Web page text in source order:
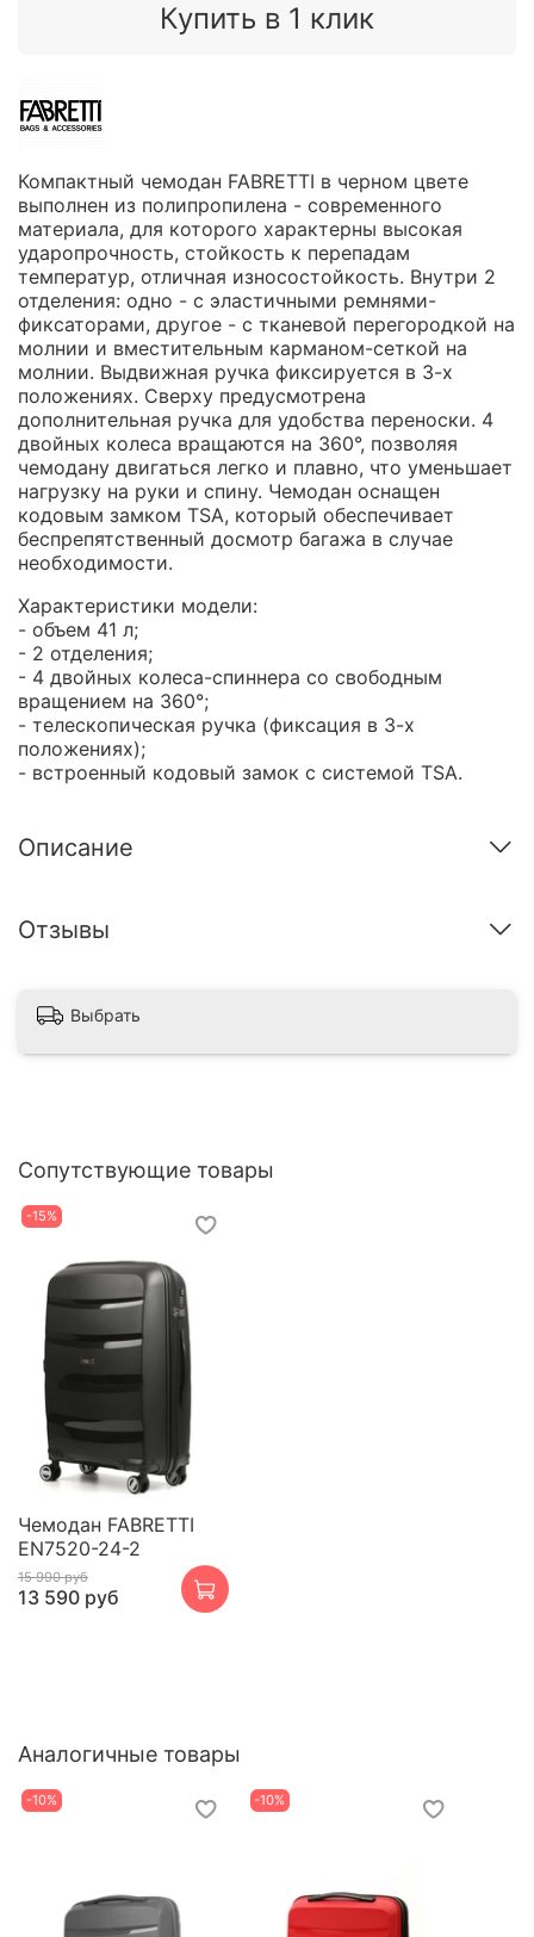
Купить в 1 клик
Компактный чемодан FABRETTI в черном цвете
выполнен из полипропилена - современного
материала, для которого характерны высокая
ударопрочность, стойкость к перепадам
температур, отличная износостойкость. Внутри 2
отделения: одно - с эластичными ремнями-
фиксаторами, другое - с тканевой перегородкой на
молнии и вместительным карманом-сеткой на
молнии. Выдвижная ручка фиксируется в 3-х
положениях. Сверху предусмотрена
дополнительная ручка для удобства переноски. 4
двойных колеса вращаются на 360°, позволяя
чемодану двигаться легко и плавно, что уменьшает
нагрузку на руки и спину. Чемодан оснащен
кодовым замком TSA, который обеспечивает
беспрепятственный досмотр багажа в случае
необходимости.
Характеристики модели:
- объем 41 л;
- 2 отделения;
- 4 двойных колеса-спиннера со свободным
вращением на 360°;
- телескопическая ручка (фиксация в 3-х
положениях);
- встроенный кодовый замок с системой TSA.
Описание
Отзывы
Выбрать
Сопутствующие товары
-15%
Чемодан FABRETTI
EN7520-24-2
15 990 руб
13 590 руб
Аналогичные товары
-10% -10%